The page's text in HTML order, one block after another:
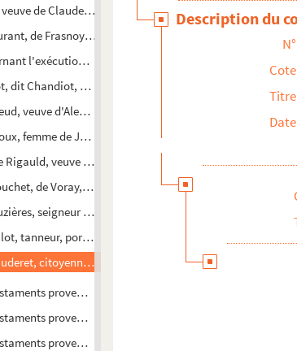
de Claude Procureur, en son vivant cloutier, citoyen
de Frasnoy, notaire, et Françoise Desmaillot, sa femme
l'exécution du testament de Jean de Montoiche,
dit Chandiot, orfèvre
veuve d'Alexandre Leschelle, marchand, citoyen de
femme de Jean Barbet, chirurgien, citoyen de Besançon
Rigauld, veuve de noble Jean David, en son vivant, sieur
de Voray, prêtre
seigneur de Sourans
tanneur, portier en la porte de Battant
citoyenne de Besançon
provenant de l'officialité de Besançon : 1643/1645
provenant de l'officialité de Besançon : 1647/1648
provenant de l'officialité de Besançon : 1649/1652
Description du
N°
Cote
Titre
Date